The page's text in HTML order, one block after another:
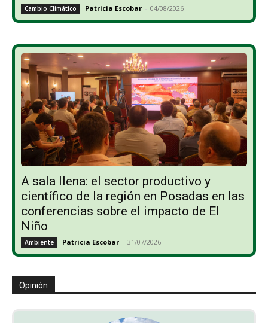
Cambio Climático Patricia Escobar - 04/08/2026
A sala llena: el sector productivo y
científico de la región en Posadas en las
conferencias sobre el impacto de El
Niño
Ambiente Patricia Escobar - 31/07/2026
Opinión